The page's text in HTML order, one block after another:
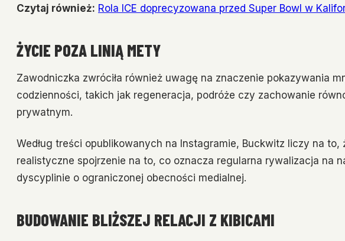
Czytaj również: Rola ICE doprecyzowana przed Super Bowl w
ŻYCIE POZA LINIĄ METY
Zawodniczka zwróciła również uwagę na znaczenie pokazywania
codzienności, takich jak regeneracja, podróże czy zachowanie
prywatnym.
Według treści opublikowanych na Instagramie, Buckwitz liczy na
realistyczne spojrzenie na to, co oznacza regularna rywalizacja na
dyscyplinie o ograniczonej obecności medialnej.
BUDOWANIE BLIŻSZEJ RELACJI Z KIBICAMI